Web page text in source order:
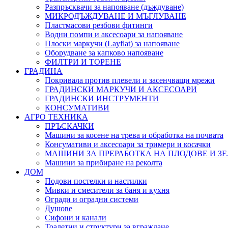
Разпръсквачи за напояване (дъждуване)
МИКРОДЪЖДУВАНЕ И МЪГЛУВАНЕ
Пластмасови резбови фитинги
Водни помпи и аксесоари за напояване
Плоски маркучи (Layflat) за напояване
Оборудване за капково напояване
ФИЛТРИ И ТОРЕНЕ
ГРАДИНА
Покривала против плевели и засенчващи мрежи
ГРАДИНСКИ МАРКУЧИ И АКСЕСОАРИ
ГРАДИНСКИ ИНСТРУМЕНТИ
КОНСУМАТИВИ
АГРО ТЕХНИКА
ПРЪСКАЧКИ
Машини за косене на трева и обработка на почвата
Консумативи и аксесоари за тримери и косачки
МАШИНИ ЗА ПРЕРАБОТКА НА ПЛОДОВЕ И
Машини за прибиране на реколта
ДОМ
Подови постелки и настилки
Мивки и смесители за баня и кухня
Огради и оградни системи
Душове
Сифони и канали